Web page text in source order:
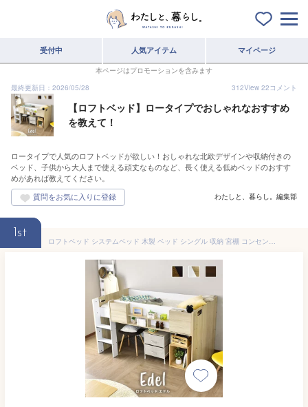
受付中 人気アイテム マイページ
本ページはプロモーションを含みます
最終更新日：2026/05/28
312View 22コメント
【ロフトベッド】ロータイプでおしゃれなおすすめ
を教えて！
ロータイプで人気のロフトベッドが欲しい！おしゃれな北欧デザインや収納付きの
ベッド、子供から大人まで使える頑丈なものなど、長く使える低めベッドのおすす
めがあれば教えてください。
わたしと、暮らし。編集部
1st
ロフトベッド システムベッド 木製 ベッド シングル 収納 宮棚 コンセント付き コンパクト ベッドフレーム サイドガード ベッド下収納 シングルサイズ ロータイプ 子供 寮 社宅 エデル ドリス